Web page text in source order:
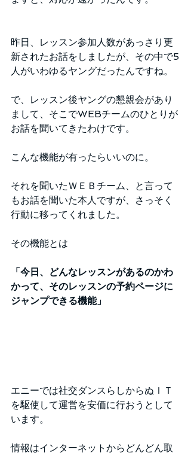
昨日、レッスン参加人数があっさり更
新されたお話をしましたが、その中で5
人がいわゆるヤングだったんですね。
で、レッスン後ヤングの懇親会があり
まして、そこでWEBチームのひとりが
お話を聞いてきたわけです。
こんな機能が有ったらいいのに。
それを聞いたＷＥＢチーム、と言って
もお話を聞いた本人ですが、さっそく
行動に移ってくれました。
その機能とは
「今日、どんなレッスンがあるのかわ
かって、そのレッスンの予約ページに
ジャンプできる機能」
エニーでは社交ダンスらしからぬＩＴ
を駆使して運営を安価に行おうとして
います。
情報はインターネットからどんどん取